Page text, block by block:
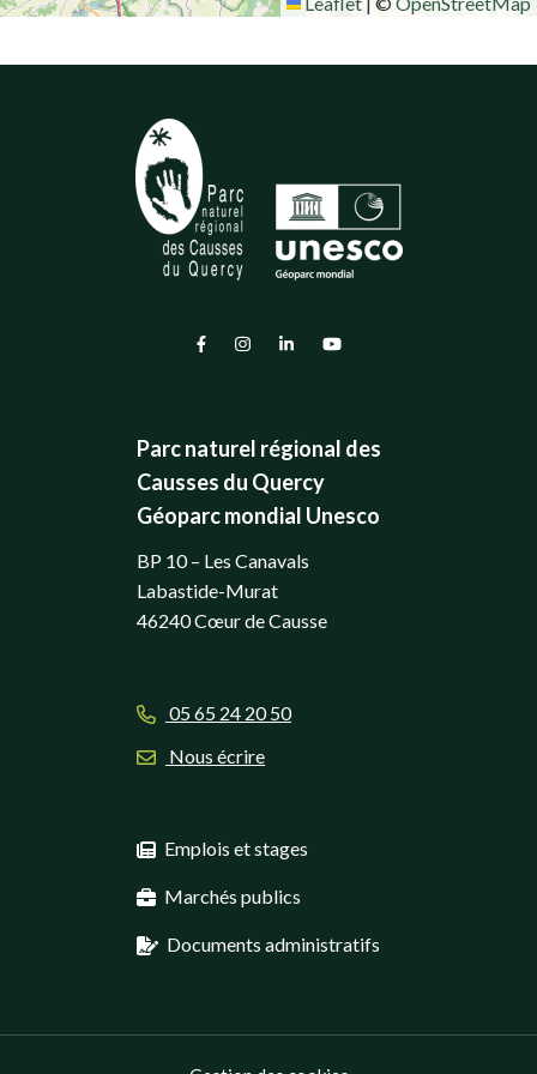
Lien vers le compte Facebook
Lien vers le compte Instagram
Lien vers le compte Linkedin
Lien vers la chaîne
Parc naturel régional des
Causses du Quercy
Géoparc mondial Unesco
BP 10 – Les Canavals
Labastide-Murat
46240 Cœur de Causse
05 65 24 20 50
Nous écrire
Emplois et stages
Marchés publics
Documents administratifs